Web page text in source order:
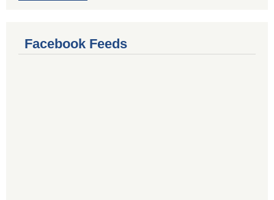
Facebook Feeds